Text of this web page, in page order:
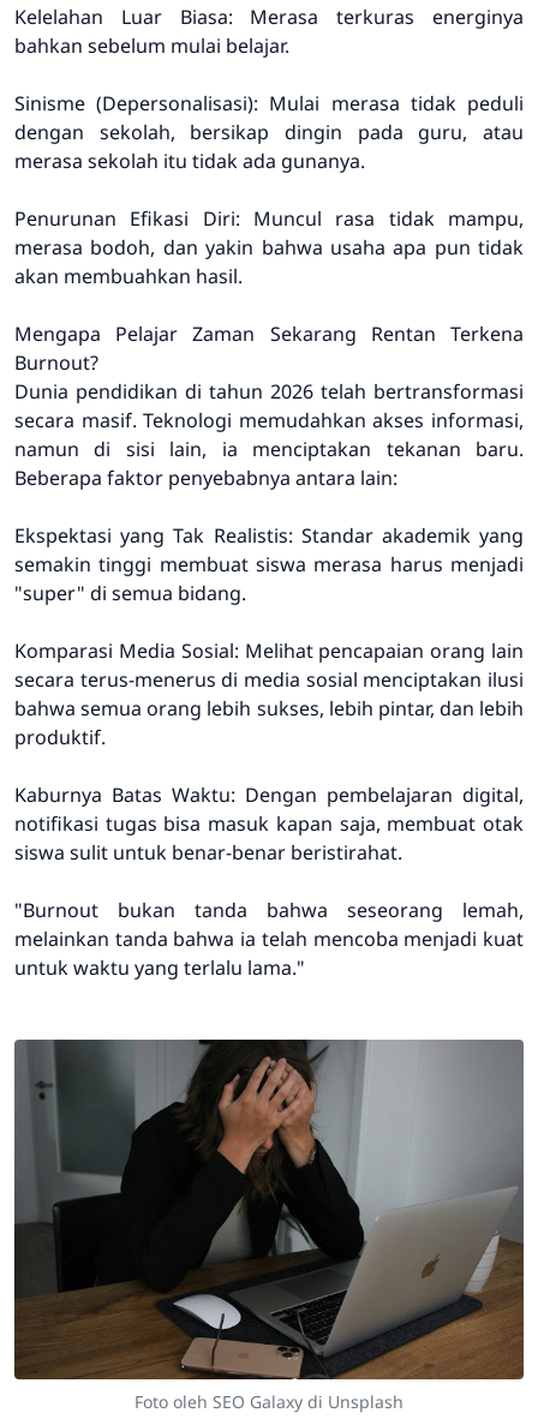
Kelelahan Luar Biasa: Merasa terkuras energinya
bahkan sebelum mulai belajar.
Sinisme (Depersonalisasi): Mulai merasa tidak peduli
dengan sekolah, bersikap dingin pada guru, atau
merasa sekolah itu tidak ada gunanya.
Penurunan Efikasi Diri: Muncul rasa tidak mampu,
merasa bodoh, dan yakin bahwa usaha apa pun tidak
akan membuahkan hasil.
Mengapa Pelajar Zaman Sekarang Rentan Terkena
Burnout?
Dunia pendidikan di tahun 2026 telah bertransformasi
secara masif. Teknologi memudahkan akses informasi,
namun di sisi lain, ia menciptakan tekanan baru.
Beberapa faktor penyebabnya antara lain:
Ekspektasi yang Tak Realistis: Standar akademik yang
semakin tinggi membuat siswa merasa harus menjadi
"super" di semua bidang.
Komparasi Media Sosial: Melihat pencapaian orang lain
secara terus-menerus di media sosial menciptakan ilusi
bahwa semua orang lebih sukses, lebih pintar, dan lebih
produktif.
Kaburnya Batas Waktu: Dengan pembelajaran digital,
notifikasi tugas bisa masuk kapan saja, membuat otak
siswa sulit untuk benar-benar beristirahat.
"Burnout bukan tanda bahwa seseorang lemah,
melainkan tanda bahwa ia telah mencoba menjadi kuat
untuk waktu yang terlalu lama."
Foto oleh SEO Galaxy di Unsplash